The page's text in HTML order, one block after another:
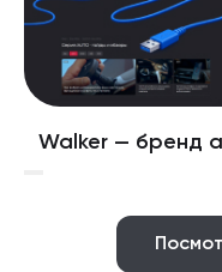
Walker — бренд